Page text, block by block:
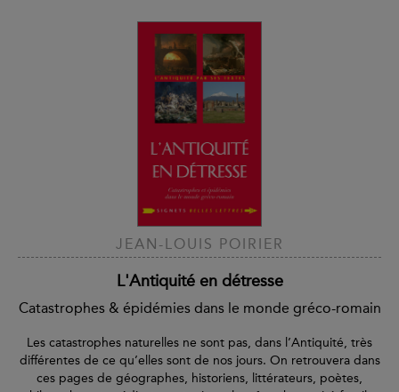
JEAN-LOUIS POIRIER
L'Antiquité en détresse
Catastrophes & épidémies dans le monde gréco-romain
Les catastrophes naturelles ne sont pas, dans l’Antiquité, très
différentes de ce qu’elles sont de nos jours. On retrouvera dans
ces pages de géographes, historiens, littérateurs, poètes,